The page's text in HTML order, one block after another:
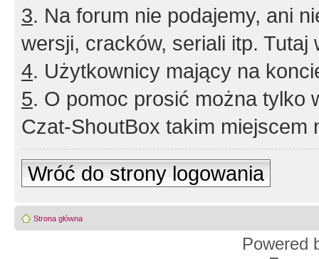
3. Na forum nie podajemy, ani
wersji, cracków, seriali itp. Tutaj
4. Użytkownicy mający na
5. O pomoc prosić można tylko
Czat-ShoutBox takim miejscem
Wróć do strony logowania
Strona główna
Powered